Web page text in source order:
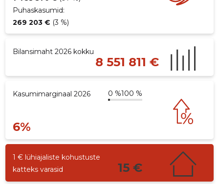
Puhaskasumid:
269 203 € (3 %)
Bilansimaht 2026 kokku
8 551 811 €
Kasumimarginaal 2026 0 %100 %
6%
1 € lühiajaliste kohustuste
katteks varasid
15 €